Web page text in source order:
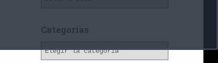
h
v
o
Categorías